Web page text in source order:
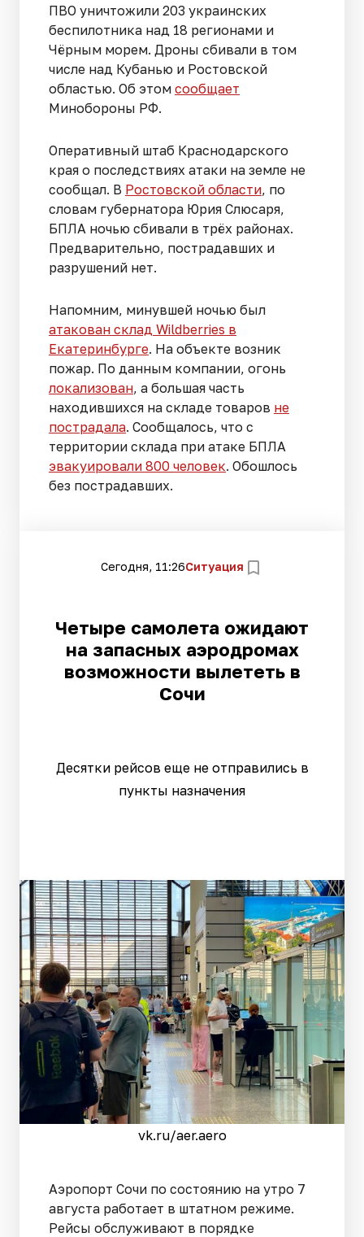
ПВО уничтожили 203 украинских
беспилотника над 18 регионами и
Чёрным морем. Дроны сбивали в том
числе над Кубанью и Ростовской
областью. Об этом сообщает
Минобороны РФ.
Оперативный штаб Краснодарского
края о последствиях атаки на земле не
сообщал. В Ростовской области, по
словам губернатора Юрия Слюсаря,
БПЛА ночью сбивали в трёх районах.
Предварительно, пострадавших и
разрушений нет.
Напомним, минувшей ночью был
атакован склад Wildberries в
Екатеринбурге. На объекте возник
пожар. По данным компании, огонь
локализован, а большая часть
находившихся на складе товаров не
пострадала. Сообщалось, что с
территории склада при атаке БПЛА
эвакуировали 800 человек. Обошлось
без пострадавших.
Сегодня, 11:26Ситуация
Четыре самолета ожидают
на запасных аэродромах
возможности вылететь в
Сочи
Десятки рейсов еще не отправились в
пункты назначения
vk.ru/aer.aero
Аэропорт Сочи по состоянию на утро 7
августа работает в штатном режиме.
Рейсы обслуживают в порядке